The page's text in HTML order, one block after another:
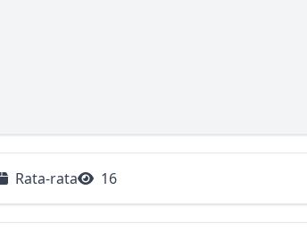
Rata-rata 16